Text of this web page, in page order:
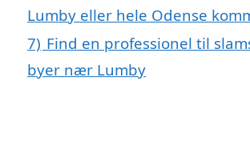
Lumby eller hele Odense
7) Find en professionel til
byer nær Lumby